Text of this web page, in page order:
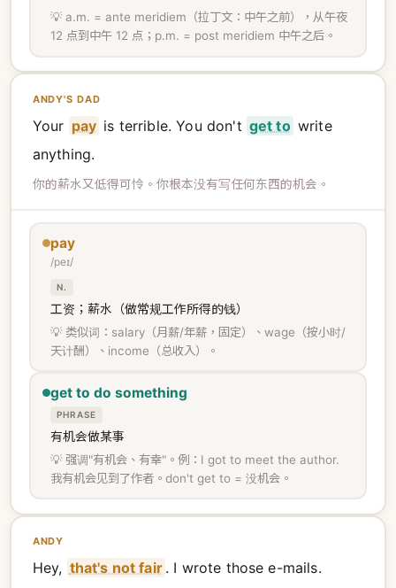
💡 a.m. = ante meridiem（拉丁文：中午之前），从午夜
12 点到中午 12 点；p.m. = post meridiem 中午之后。
ANDY'S DAD
Your pay is terrible. You don't get to write
anything.
你的薪水又低得可怜。你根本没有写任何东西的机会。
pay
/peɪ/
N.
工资；薪水（做常规工作所得的钱）
💡 类似词：salary（月薪/年薪，固定）、wage（按小时/
天计酬）、income（总收入）。
get to do something
PHRASE
有机会做某事
💡 强调"有机会、有幸"。例：I got to meet the author.
我有机会见到了作者。don't get to = 没机会。
ANDY
Hey, that's not fair . I wrote those e-mails.